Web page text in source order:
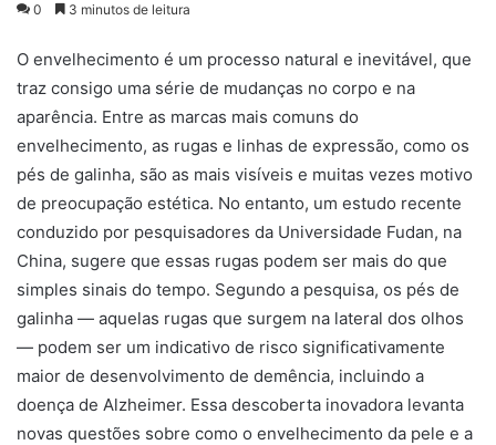
0 3 minutos de leitura
O envelhecimento é um processo natural e inevitável, que
traz consigo uma série de mudanças no corpo e na
aparência. Entre as marcas mais comuns do
envelhecimento, as rugas e linhas de expressão, como os
pés de galinha, são as mais visíveis e muitas vezes motivo
de preocupação estética. No entanto, um estudo recente
conduzido por pesquisadores da Universidade Fudan, na
China, sugere que essas rugas podem ser mais do que
simples sinais do tempo. Segundo a pesquisa, os pés de
galinha — aquelas rugas que surgem na lateral dos olhos
— podem ser um indicativo de risco significativamente
maior de desenvolvimento de demência, incluindo a
doença de Alzheimer. Essa descoberta inovadora levanta
novas questões sobre como o envelhecimento da pele e a